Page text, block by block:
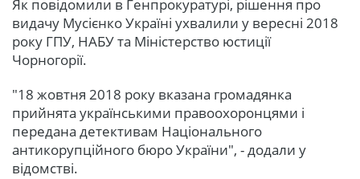
Як повідомили в Генпрокуратурі, рішення про
видачу Мусієнко Україні ухвалили у вересні 2018
року ГПУ, НАБУ та Міністерство юстиції
Чорногорії.
"18 жовтня 2018 року вказана громадянка
прийнята українськими правоохоронцями і
передана детективам Національного
антикорупційного бюро України", - додали у
відомстві.